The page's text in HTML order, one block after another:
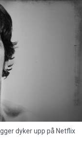
dyker upp på Netflix